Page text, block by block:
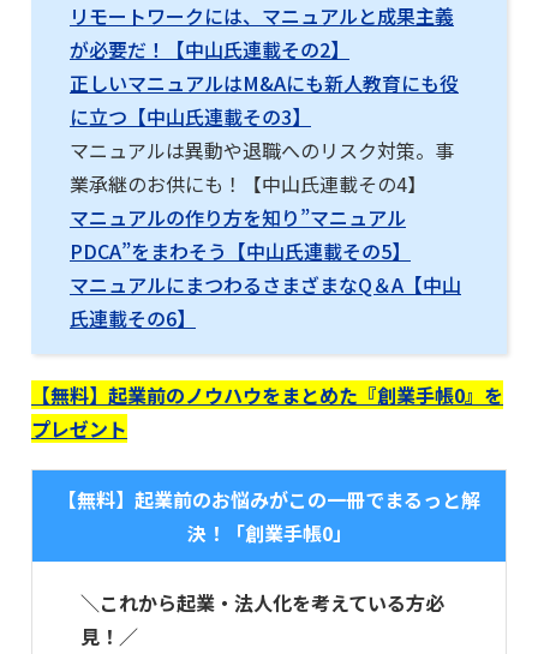
リモートワークには、マニュアルと成果主義
が必要だ！【中山氏連載その2】
正しいマニュアルはM&Aにも新人教育にも役
に立つ【中山氏連載その3】
マニュアルは異動や退職へのリスク対策。事
業承継のお供にも！【中山氏連載その4】
マニュアルの作り方を知り”マニュアル
PDCA”をまわそう【中山氏連載その5】
マニュアルにまつわるさまざまなQ＆A【中山
氏連載その6】
【無料】起業前のノウハウをまとめた『創業手帳0』を
プレゼント
【無料】起業前のお悩みがこの一冊でまるっと解
決！「創業手帳0」
＼これから起業・法人化を考えている方必
見！／